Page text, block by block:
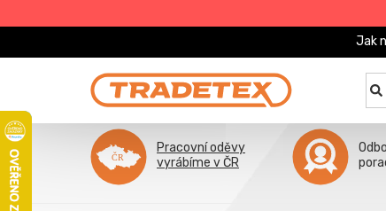
Jak
Pracovní oděvy
vyrábíme v ČR